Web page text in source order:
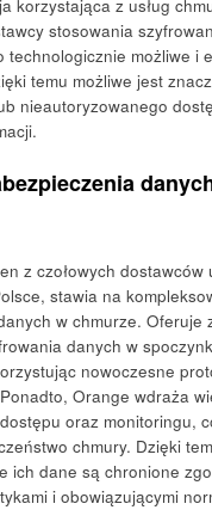
korzystająca z usług
stosowania
technologicznie możliwe i
temu możliwe jest
nieautoryzowanego
z czołowych dostawców
stawia na
w chmurze. Oferuje
danych w
nowoczesne
Orange wdraża
oraz monitoringu,
chmury. Dzięki
ich dane są chronione
i obowiązującymi